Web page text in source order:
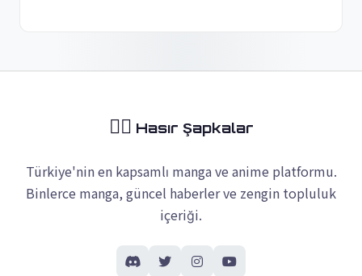
🏴‍☠️ Hasır Şapkalar
Türkiye'nin en kapsamlı manga ve anime platformu.
Binlerce manga, güncel haberler ve zengin topluluk
içeriği.